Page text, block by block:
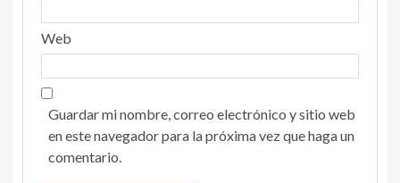
Web
Guardar mi nombre, correo electrónico y sitio web
en este navegador para la próxima vez que haga un
comentario.